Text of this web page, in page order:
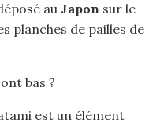
au Japon sur le
planches de pailles de
bas ?
est un élément